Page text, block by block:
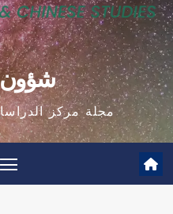
شؤون
مجلة مركز